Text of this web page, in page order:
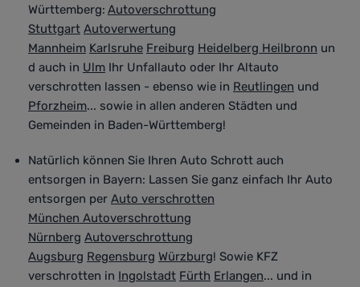
Württemberg: Autoverschrottung
Stuttgart Autoverwertung
Mannheim Karlsruhe Freiburg Heidelberg Heilbronn un
d auch in Ulm Ihr Unfallauto oder Ihr Altauto
verschrotten lassen - ebenso wie in Reutlingen und
Pforzheim... sowie in allen anderen Städten und
Gemeinden in Baden-Württemberg!
Natürlich können Sie Ihren Auto Schrott auch
entsorgen in Bayern: Lassen Sie ganz einfach Ihr Auto
entsorgen per Auto verschrotten
München Autoverschrottung
Nürnberg Autoverschrottung
Augsburg Regensburg Würzburg! Sowie KFZ
verschrotten in Ingolstadt Fürth Erlangen... und in